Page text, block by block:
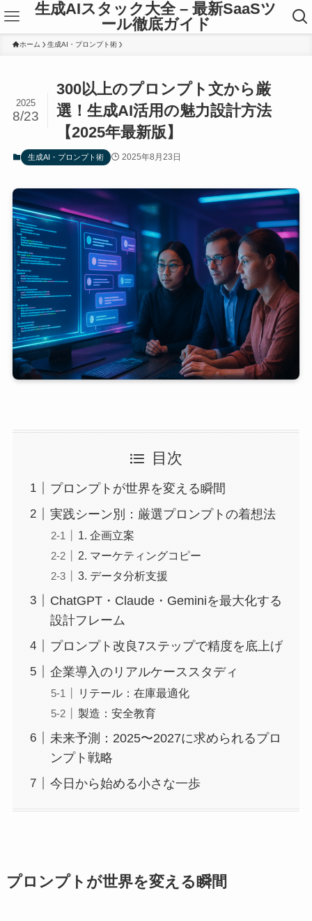
生成AIスタック大全 – 最新SaaSツ
ール徹底ガイド
ホーム 生成AI・プロンプト術
300以上のプロンプト文から厳
選！生成AI活用の魅力設計方法
【2025年最新版】
2025
8/23
生成AI・プロンプト術 2025年8月23日
目次
プロンプトが世界を変える瞬間
実践シーン別：厳選プロンプトの着想法
1. 企画立案
2. マーケティングコピー
3. データ分析支援
ChatGPT・Claude・Geminiを最大化する
設計フレーム
プロンプト改良7ステップで精度を底上げ
企業導入のリアルケーススタディ
リテール：在庫最適化
製造：安全教育
未来予測：2025〜2027に求められるプロ
ンプト戦略
今日から始める小さな一歩
プロンプトが世界を変える瞬間